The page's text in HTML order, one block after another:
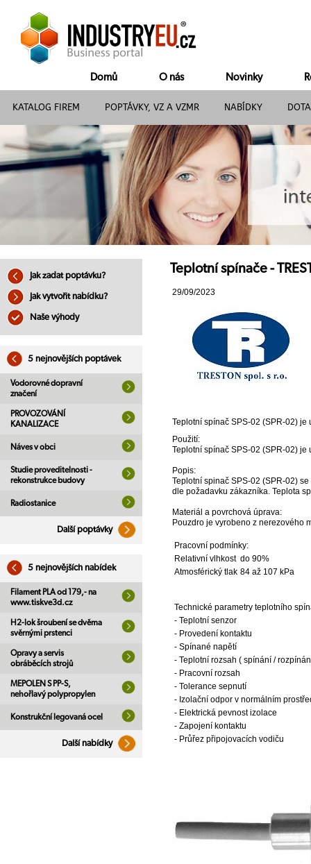
Domů O nás Novinky
KATALOG FIREM POPTÁVKY, VZ A VZMR NABÍDKY
Jak zadat poptávku?
Jak vytvořit nabídku?
Naše výhody
5 nejnovějších poptávek
Vodorovné dopravní
značení
PROVOZOVÁNÍ
KANALIZACE
Náves v obci
Studie proveditelnosti -
rekonstrukce budovy
Radiostanice
Další poptávky
5 nejnovějších nabídek
Filament PLA od 179,- na
www.tiskve3d.cz
H2-lok šroubení se dvěma
svěrnými prstenci
Opravy a servis
obráběcích strojů
MEPOLEN S PP-S,
nehořlavý polypropylen
Konstrukční legovaná ocel
Další nabídky
Teplotní spínače -
29/09/2023
Teplotní spínač SPS-02 (SPR-02)
Použití:
Teplotní spínač SPS-02 (SPR-02)
Popis:
Teplotní spinač SPS-02 (SPR-02)
dle požadavku zákazníka. Teplota
Materiál a povrchová úprava:
Pouzdro je vyrobeno z nerezového
Pracovní podmínky:
Relativní vlhkost do 90%
Atmosférický tlak 84 až 107 kPa
Technické parametry teplotního
- Teplotní senzor
- Provedení kontaktu
- Spínané napětí
- Teplotní rozsah ( spínání /
- Pracovní rozsah
- Tolerance sepnutí
- Izolační odpor v normálním
- Elektrická pevnost izolace
- Zapojení kontaktu
- Průřez připojovacích vodiču